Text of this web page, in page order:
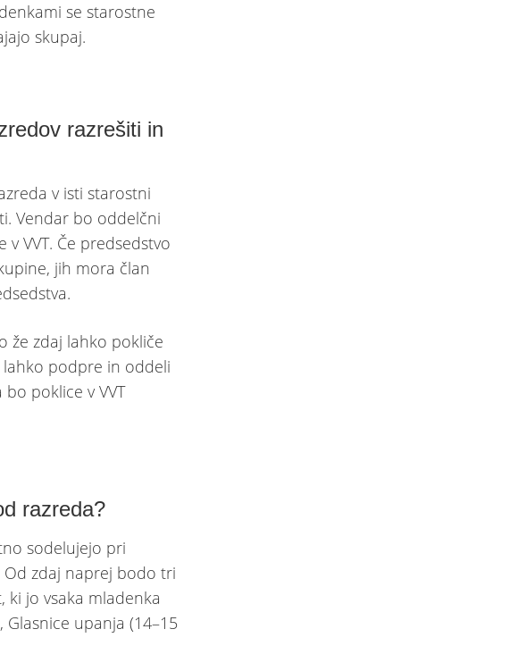
se starostne
skupaj.
razrešiti in
v isti starostni
Vendar bo oddelčni
VVT. Če predsedstvo
jih mora član
že zdaj lahko pokliče
lahko podpre in oddeli
poklice v VVT
razreda?
sodelujejo pri
Od zdaj naprej bodo tri
ki jo vsaka mladenka
upanja (14–15